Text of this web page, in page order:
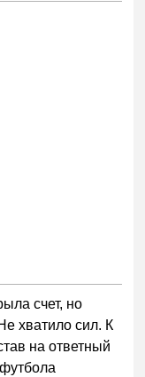
счет, но
хватило сил. К
на ответный